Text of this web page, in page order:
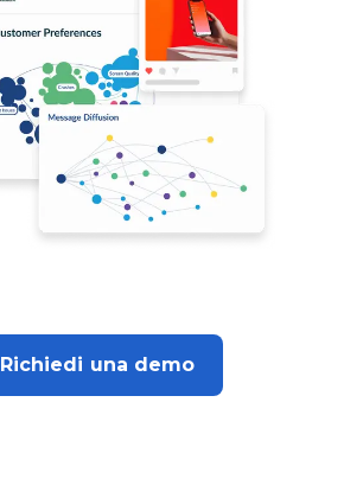
Richiedi una demo